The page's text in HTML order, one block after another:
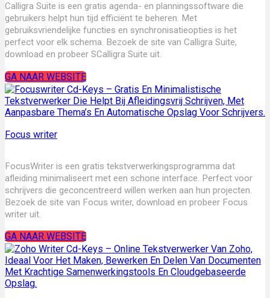
Calligra Suite is een gratis agenda- en planningssoftware die
gebruikers helpt hun tijd efficiënt te beheren. Met
gebruiksvriendelijke functies en synchronisatieopties is het
perfect voor elk schema. Bezoek de site van Calligra Suite,
download en probeer SCalligra Suite uit.
GA NAAR WEBSITE
Focus writer
FocusWriter is een gratis tekstverwerkingsprogramma dat
afleiding minimaliseert met een schone interface. Perfect voor
schrijvers die geconcentreerd willen werken aan hun projecten.
Bezoek de site van Focus writer, download en probeer Focus
writer uit.
GA NAAR WEBSITE